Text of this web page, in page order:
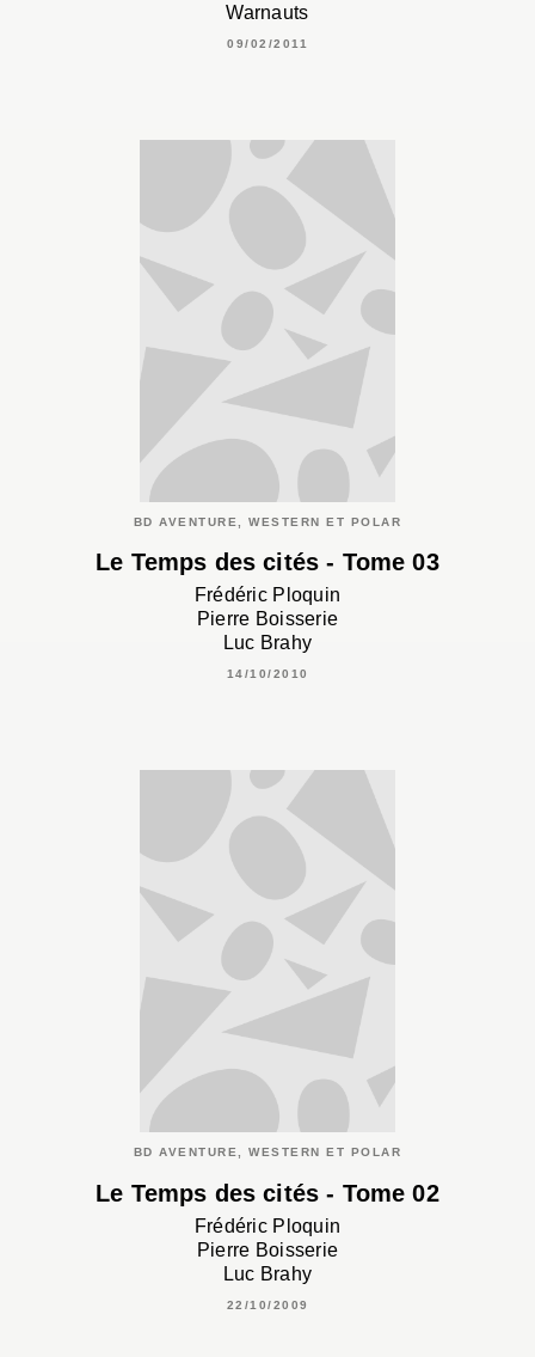
Warnauts
09/02/2011
BD AVENTURE, WESTERN ET POLAR
Le Temps des cités - Tome 03
Frédéric Ploquin
Pierre Boisserie
Luc Brahy
14/10/2010
BD AVENTURE, WESTERN ET POLAR
Le Temps des cités - Tome 02
Frédéric Ploquin
Pierre Boisserie
Luc Brahy
22/10/2009